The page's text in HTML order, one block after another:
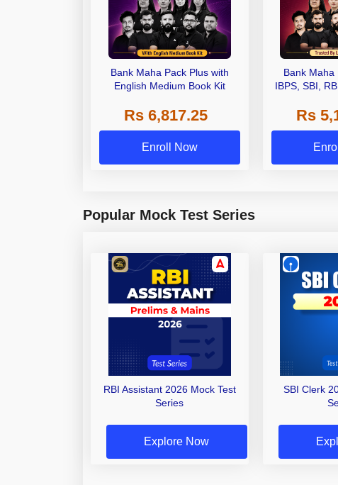
Bank Maha Pack Plus with
English Medium Book Kit
Rs 6,817.25
Enroll Now
Bank Maha
IBPS, SBI,
Other Grade
Rs
Popular Mock Test Series
RBI Assistant 2026 Mock Test
Series
Explore Now
SBI Clerk